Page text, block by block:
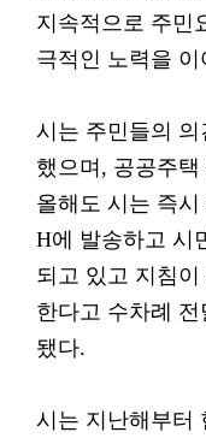
지속적으로 주민
극적인 노력을
시는 주민들의
했으며, 공공주
올해도 시는 즉
H에 발송하고 시
되고 있고 지침
한다고 수차례
됐다.
시는 지난해부터